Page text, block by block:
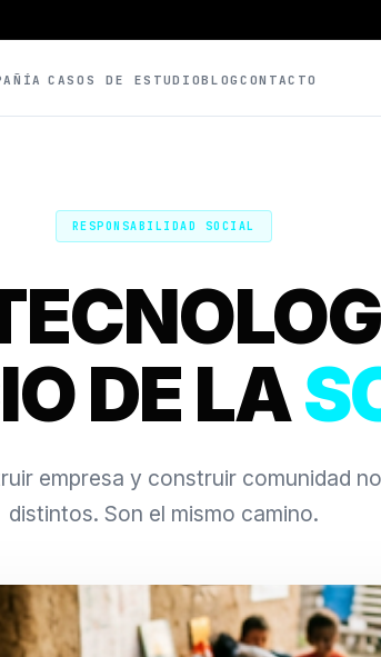
CASOS DE ESTUDIOBLOG CONTACTO
RESPONSABILIDAD SOCIAL
DE LA
empresa y construir comunidad
distintos. Son el mismo camino.